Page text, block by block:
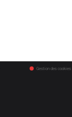
Gestion des cookies